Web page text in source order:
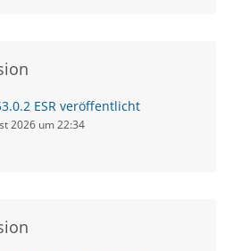
ESR veröffentlicht
2026 um 22:34